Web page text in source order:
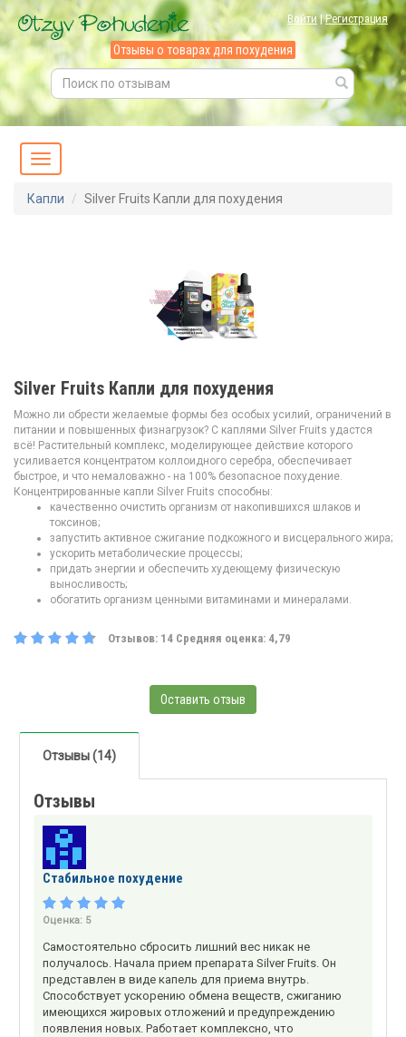
Войти|Регистрация
Отзывы о товарах для похудения
Капли Silver Fruits Капли для похудения
Silver Fruits Капли для похудения
Можно ли обрести желаемые формы без особых усилий, ограничений в
питании и повышенных физнагрузок? С каплями Silver Fruits удастся
всё! Растительный комплекс, моделирующее действие которого
усиливается концентратом коллоидного серебра, обеспечивает
быстрое, и что немаловажно - на 100% безопасное похудение.
Концентрированные капли Silver Fruits способны:
качественно очистить организм от накопившихся шлаков и
токсинов;
запустить активное сжигание подкожного и висцерального жира;
ускорить метаболические процессы;
придать энергии и обеспечить худеющему физическую
выносливость;
обогатить организм ценными витаминами и минералами.
Отзывов: 14 Средняя оценка: 4,79
Оставить отзыв
Отзывы (14)
Отзывы
Стабильное похудение
Оценка: 5
Самостоятельно сбросить лишний вес никак не
получалось. Начала прием препарата Silver Fruits. Он
представлен в виде капель для приема внутрь.
Способствует ускорению обмена веществ, сжиганию
имеющихся жировых отложений и предупреждению
появления новых. Работает комплексно, что